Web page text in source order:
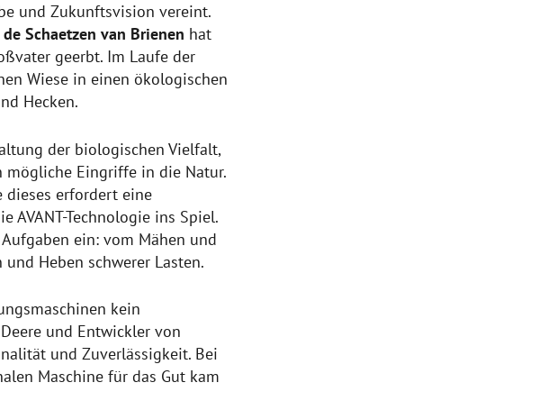
und Zukunftsvision vereint.
Schaetzen van Brienen hat
geerbt. Im Laufe der
Wiese in einen ökologischen
Hecken.
der biologischen Vielfalt,
mögliche Eingriffe in die Natur.
dieses erfordert eine
AVANT-Technologie ins Spiel.
ein: vom Mähen und
Heben schwerer Lasten.
kein
und Entwickler von
und Zuverlässigkeit. Bei
Maschine für das Gut kam